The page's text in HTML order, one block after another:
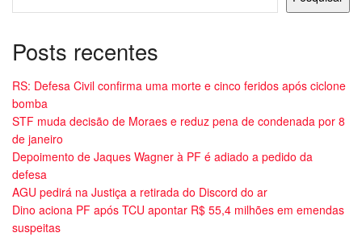
Posts recentes
RS: Defesa Civil confirma uma morte e cinco feridos após ciclone
bomba
STF muda decisão de Moraes e reduz pena de condenada por 8
de janeiro
Depoimento de Jaques Wagner à PF é adiado a pedido da
defesa
AGU pedirá na Justiça a retirada do Discord do ar
Dino aciona PF após TCU apontar R$ 55,4 milhões em emendas
suspeitas